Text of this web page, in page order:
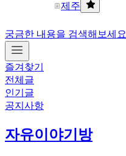
제주
궁금한 내용을 검색해보세요
즐겨찾기
전체글
인기글
공지사항
자유이야기방